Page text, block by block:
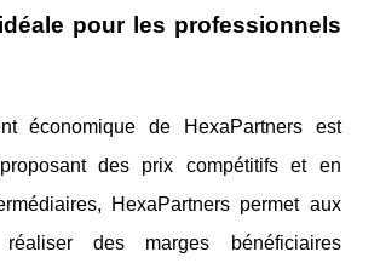
pour les professionnels
économique de HexaPartners est
des prix compétitifs et en
HexaPartners permet aux
des marges bénéficiaires